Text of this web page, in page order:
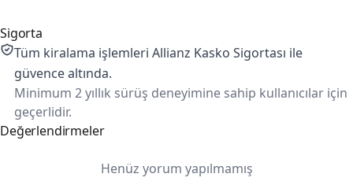
Sigorta
Tüm kiralama işlemleri Allianz Kasko Sigortası ile
güvence altında.
Minimum 2 yıllık sürüş deneyimine sahip kullanıcılar için
geçerlidir.
Değerlendirmeler
Henüz yorum yapılmamış